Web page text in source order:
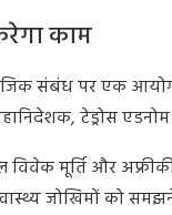
काम
संबंध पर एक
टेड्रोस
मूर्ति और
जोखिमों को